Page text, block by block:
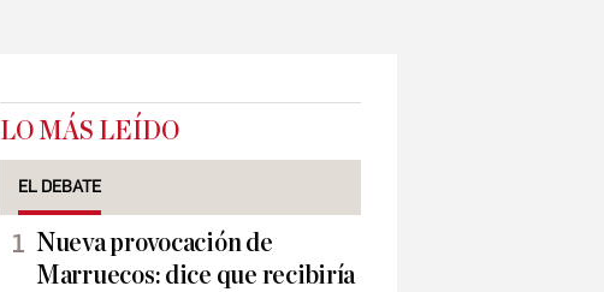
LO MÁS LEÍDO
EL DEBATE
Nueva provocación de
Marruecos: dice que recibiría